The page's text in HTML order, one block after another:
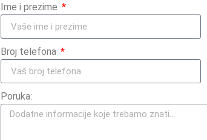
Ime i prezime
Broj telefona
Poruka: